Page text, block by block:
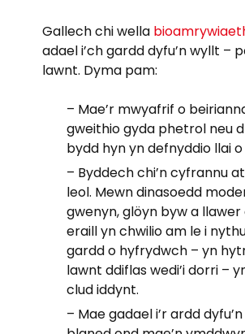
Gallech chi wella
adael i’ch gardd dyfu’n wyllt –
lawnt. Dyma pam:
– Mae’r mwyafrif o
gweithio gyda phetrol neu
bydd hyn yn defnyddio llai
– Byddech chi’n cyfrannu
leol. Mewn dinasoedd
gwenyn, glöyn byw a
eraill yn chwilio am le i
gardd o hyfrydwch – yn
lawnt ddiflas wedi’i dorri –
clud iddynt.
– Mae gadael i’r ardd